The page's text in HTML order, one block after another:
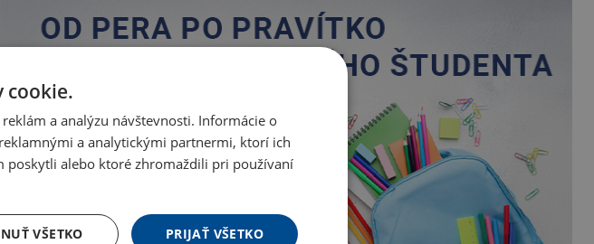
cookie.
a analýzu návštevnosti. Informácie o
a analytickými partnermi, ktorí ich
alebo ktoré zhromaždili pri používaní
PRIJAŤ VŠETKO
VŠETKO